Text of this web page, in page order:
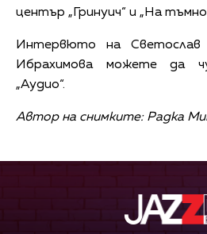
център „Гринуич“ и „На
Интервюто на
Ибрахимова можете да
„Аудио“.
Автор на снимките: Радка